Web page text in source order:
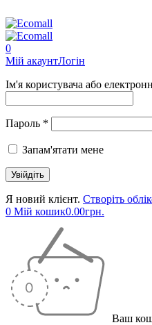
0
Мій акаунтЛогін
Ім'я користувача або
Пароль *
Запам'ятати мене
Я новий клієнт. Створіть
0 Мій кошик0.00грн.
Ваш